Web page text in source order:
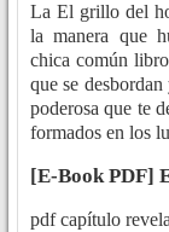
La El grillo del
la manera que
chica común
que se
poderosa que te
formados en los
[E-Book PDF]
pdf capítulo